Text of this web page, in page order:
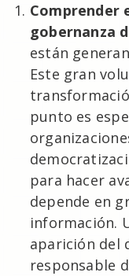
Comprender
gobernanza
están
Este gran
punto es
para hacer
depende en
información.
aparición del
responsable